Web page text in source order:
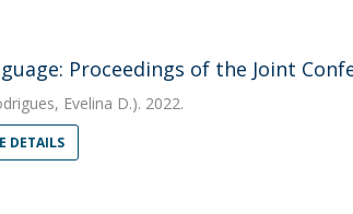
Proceedings of the Joint
Evelina D.). 2022.
DETAILS